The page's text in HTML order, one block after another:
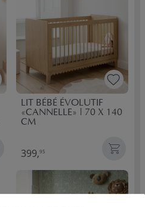
LIT BÉBÉ ÉVOLUTIF
«CANNELLE» | 70 X 140
CM
399,95